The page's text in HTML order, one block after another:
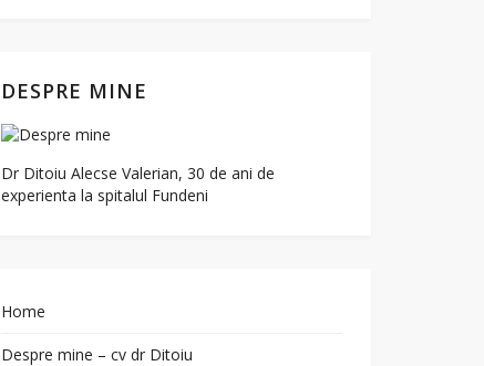
DESPRE MINE
Dr Ditoiu Alecse Valerian, 30 de ani de
experienta la spitalul Fundeni
Home
Despre mine – cv dr Ditoiu